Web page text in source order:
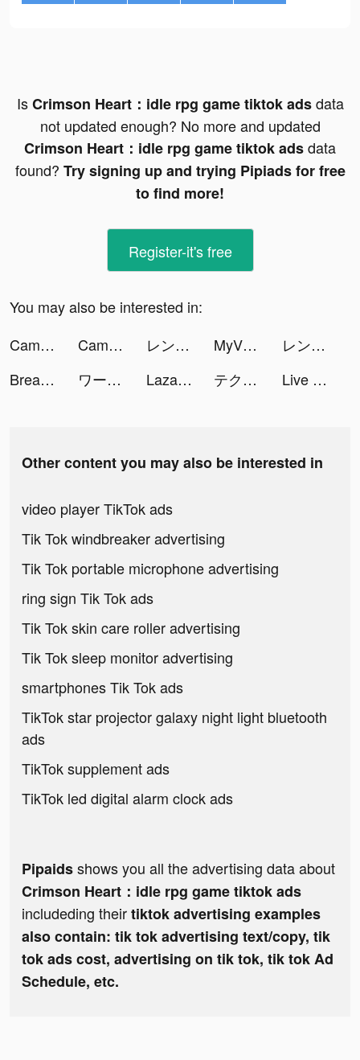
IsCrimson Heart：idle rpg game tiktok adsdata
not updated enough? No more and updated
Crimson Heart：idle rpg game tiktok adsdata
found? Try signing up and trying Pipiads for free
to find more!
Register-it's free
You may also be interested in:
CamScanner-PDF Scanner App tiktok ads
CamScanner-PDF Scanner App tiktok ads レンズアップル tiktok ads MyVIB 2.0 tiktok ads
レンズアップル tiktok ads
Breaker Fun 2 - Zombie Games tiktok ads
ワールドフリッパー(WORLD FLIPPER) tiktok ads Lazada – online shopping app! tiktok ads テクノロイド ユニゾンハート tiktok ads Live wallpaper tiktok ads
Other content you may also be interested in
video player TikTok ads
Tik Tok windbreaker advertising
Tik Tok portable microphone advertising
ring sign Tik Tok ads
Tik Tok skin care roller advertising
Tik Tok sleep monitor advertising
smartphones Tik Tok ads
TikTok star projector galaxy night light bluetooth
ads
TikTok supplement ads
TikTok led digital alarm clock ads
Pipaidsshows you all the advertising data about
Crimson Heart：idle rpg game tiktok ads
includeding theirtiktok advertising examples
also contain: tik tok advertising text/copy, tik
tok ads cost, advertising on tik tok, tik tok Ad
Schedule, etc.